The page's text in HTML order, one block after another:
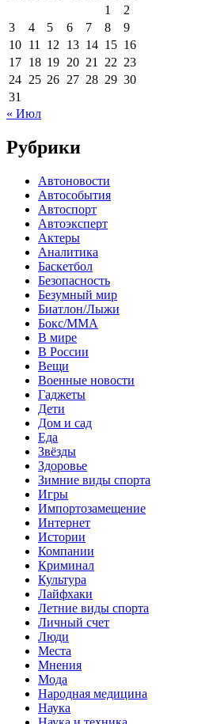
1
2
3
4 5 6 7 8
9
10 11 12 13 14 15 16
17 18 19 20 21 22 23
24 25 26 27 28 29 30
31
« Июл
Рубрики
Автоновости
Автособытия
Автоспорт
Автоэксперт
Актеры
Аналитика
Баскетбол
Безопасность
Безумный мир
Биатлон/Лыжи
Бокс/MMA
В мире
В России
Вещи
Военные новости
Гаджеты
Дети
Дом и сад
Еда
Звёзды
Здоровье
Зимние виды спорта
Игры
Импортозамещение
Интернет
Истории
Компании
Криминал
Культура
Лайфхаки
Летние виды спорта
Личный счет
Люди
Места
Мнения
Мода
Народная медицина
Наука